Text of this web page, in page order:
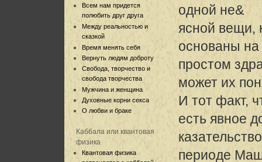
Всем нам придется
полюбить друг друга
Между реальностью и
сказкой
Время менять себя
Вернуть людям доброту
Свобода, творчество и
свобода творчества
Мужчина и женщина
Духовные корни секса
О любви и браке
Каббала или квантовая
физика
Квантовая физика
одной не&
ясной вещи,
основаны на
простом
может их
И тот факт,
есть явное
периоде